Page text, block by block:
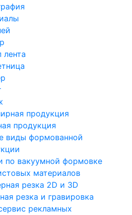
лента
продукция
продукция
виды формованной
по вакуумной формовке
материалов
резка 2D и 3D
резка и гравировка
рекламных